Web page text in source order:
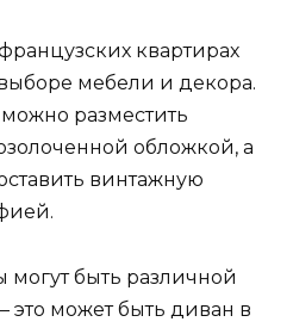
квартирах
мебели и декора.
разместить
обложкой, а
винтажную
быть различной
может быть диван в